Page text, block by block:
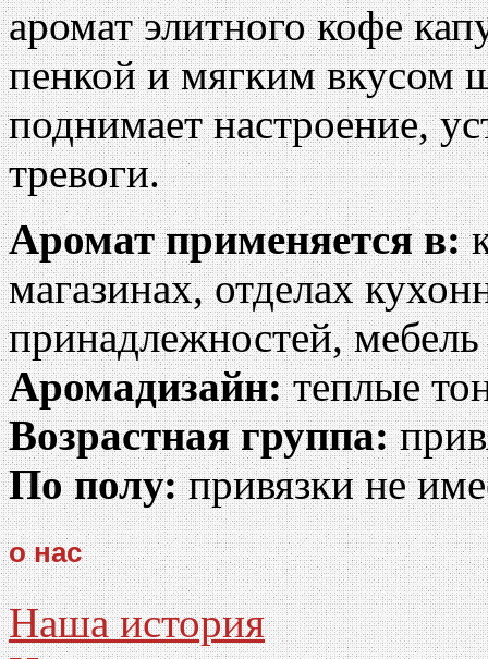
аромат элитного кофе
пенкой и мягким вкусом
поднимает настроение,
тревоги.
Аромат применяется в:
магазинах, отделах
принадлежностей,
Аромадизайн:теплые
Возрастная группа:
По полу:привязки не
о нас
Наша история